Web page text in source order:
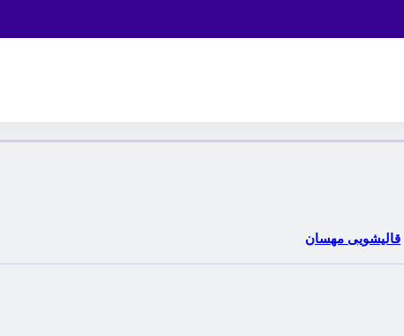
قالیشویی مهسان